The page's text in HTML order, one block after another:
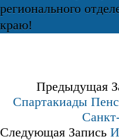
регионального
краю!
Предыдущая
Спартакиады
Следующая Запись